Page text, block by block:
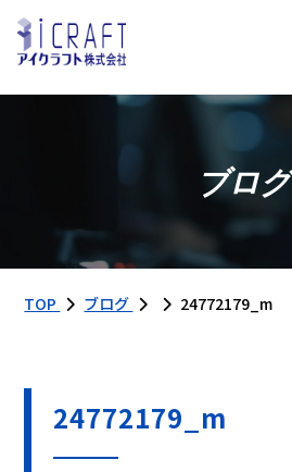
ブログ
TOP ブログ 24772179_m
24772179_m